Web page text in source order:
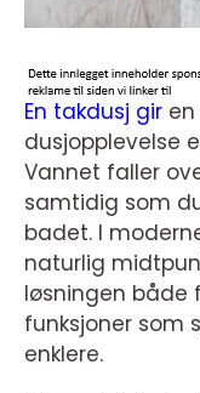
En takdusj gir
dusjopplevelse
Vannet faller
samtidig som
badet. I
naturlig
løsningen både
funksjoner som
enklere.